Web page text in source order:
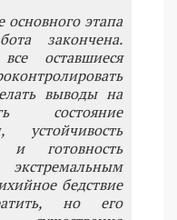
основного этапа
закончена.
оставшиеся
выводы на
состояние
устойчивость
и готовность
бедствие
но его